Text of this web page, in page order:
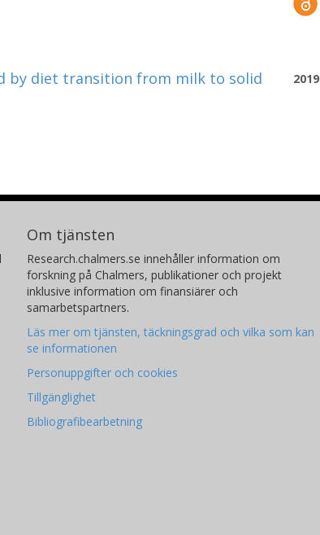
2019
by diet transition from milk to solid
Om tjänsten
Research.chalmers.se innehåller information om
forskning på Chalmers, publikationer och projekt
inklusive information om finansiärer och
samarbetspartners.
Läs mer om tjänsten, täckningsgrad och vilka som kan
se informationen
Personuppgifter och cookies
Tillgänglighet
Bibliografibearbetning